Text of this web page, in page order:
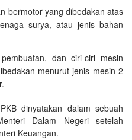
bermotor yang dibedakan atas
surya, atau jenis bahan
dan ciri-ciri mesin
menurut jenis mesin 2
dinyatakan dalam sebuah
Dalam Negeri setelah
Keuangan.